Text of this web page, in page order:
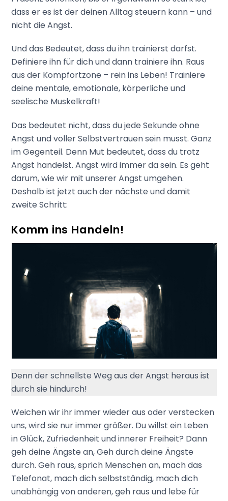
dass er es ist der deinen Alltag steuern kann – und
nicht die Angst.
Und das Bedeutet, dass du ihn trainierst darfst.
Definiere ihn für dich und dann trainiere ihn. Raus
aus der Kompfortzone – rein ins Leben! Trainiere
deine mentale, emotionale, körperliche und
seelische Muskelkraft!
Das bedeutet nicht, dass du jede Sekunde ohne
Angst und voller Selbstvertrauen sein musst. Ganz
im Gegenteil. Denn Mut bedeutet, dass du trotz
Angst handelst. Angst wird immer da sein. Es geht
darum, wie wir mit unserer Angst umgehen.
Deshalb ist jetzt auch der nächste und damit
zweite Schritt:
Komm ins Handeln!
Denn der schnellste Weg aus der Angst heraus ist
durch sie hindurch!
Weichen wir ihr immer wieder aus oder verstecken
uns, wird sie nur immer größer. Du willst ein Leben
in Glück, Zufriedenheit und innerer Freiheit? Dann
geh deine Ängste an, Geh durch deine Ängste
durch. Geh raus, sprich Menschen an, mach das
Telefonat, mach dich selbstständig, mach dich
unabhängig von anderen, geh raus und lebe für